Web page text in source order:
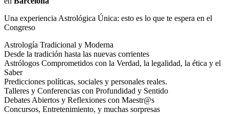
Una experiencia Astrológica Única: esto es lo que te espera en el
Congreso
Astrología Tradicional y Moderna
Desde la tradición hasta las nuevas corrientes
Astrólogos Comprometidos con la Verdad, la legalidad, la ética y el
Saber
Predicciones políticas, sociales y personales reales.
Talleres y Conferencias con Profundidad y Sentido
Debates Abiertos y Reflexiones con Maestr@s
Concursos, Entretenimiento, y muchas sorpresas